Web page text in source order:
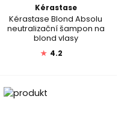
Kérastase
Kérastase Blond Absolu
neutralizační šampon na
blond vlasy
★ 4.2